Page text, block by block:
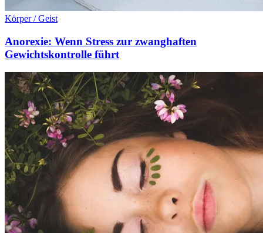
Körper / Geist
Anorexie: Wenn Stress zur zwanghaften
Gewichtskontrolle führt